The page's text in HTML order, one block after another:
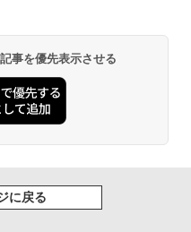
か小さくてかわいいやつ
さくてためになる豆本付き
ミアムKC） [ ナガノ ]
Liberty 5 ミッドナイトブ
×8本
ノクロ版 115 (ジャンプコミッ
事を優先表示させる
に戻る